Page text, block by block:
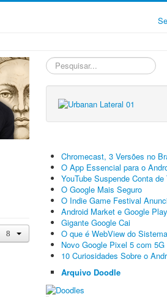
Pesquisa
Interna
Chromecast, 3 Versões no
O App Essencial para o
YouTube Suspende Conta de
O Google Mais Seguro
O Indie Game Festival
Android Market e Google Play
Gigante Google Cai
O que é WebView do
Novo Google Pixel 5 com 5G
10 Curiosidades Sobre o
Arquivo Doodle